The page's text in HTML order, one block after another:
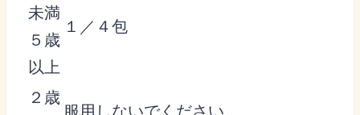
未満
５歳
以上
１／４包
２歳
服用しないでください。